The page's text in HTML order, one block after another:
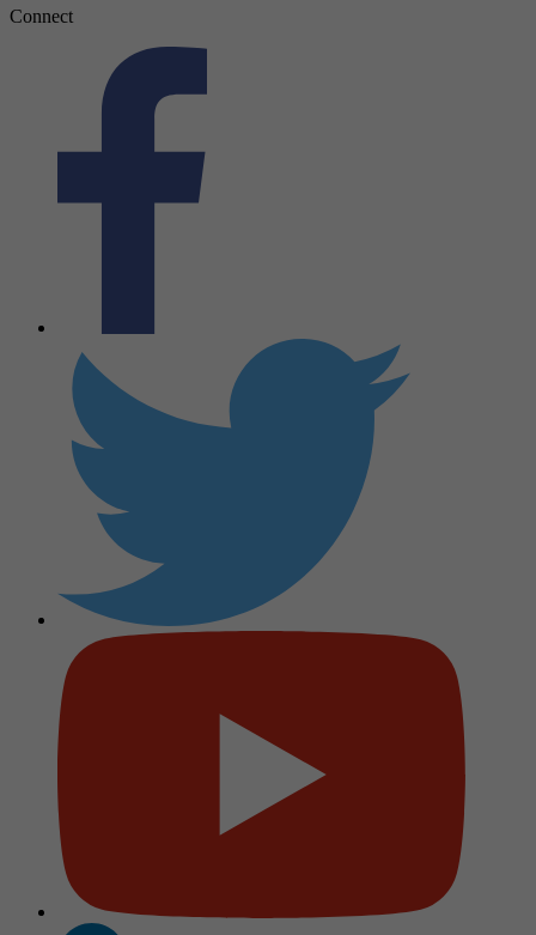
Connect